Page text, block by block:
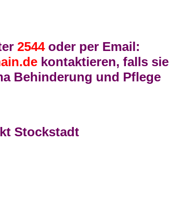
2544oder per Email:
kontaktieren, falls sie
Behinderung und Pflege
Stockstadt